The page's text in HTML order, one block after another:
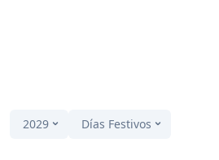
2029 Días Festivos